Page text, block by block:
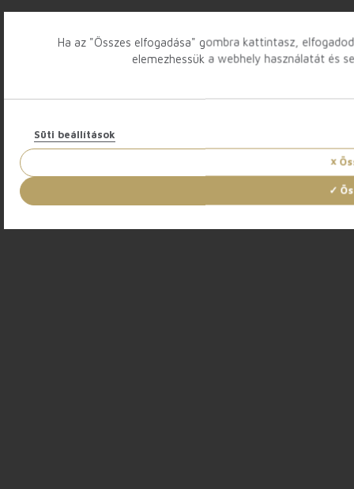
Ha az "Összes elfogadása" gombra kattintasz,
elemezhessük a webhely használatát és
Süti beállítások